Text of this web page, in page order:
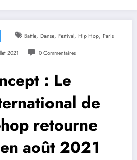
Battle, Danse, Festival, Hip Hop, Paris
2021 0 Commentaires
: Le
de
retourne
août 2021